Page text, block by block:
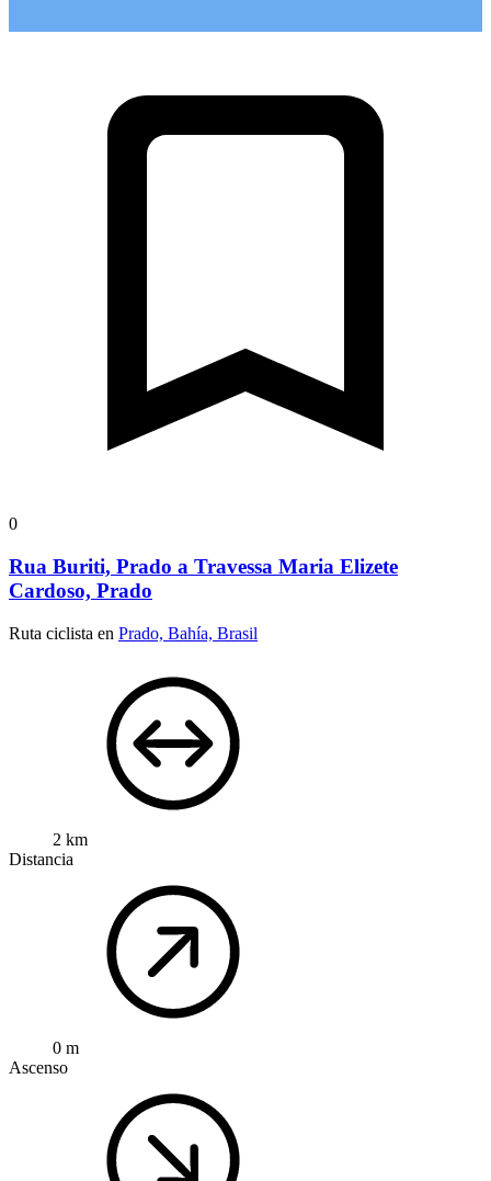
0
Rua Buriti, Prado a Travessa Maria Elizete
Cardoso, Prado
Ruta ciclista en Prado, Bahía, Brasil
2 km
Distancia
0 m
Ascenso